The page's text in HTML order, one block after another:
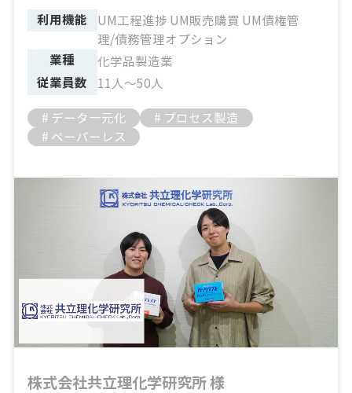
利用機能
UM工程進捗 UM販売購買 UM債権管
理/債務管理オプション
業種
化学品製造業
従業員数
11人～50人
# データ一元化
# プロセス製造
# ペーパーレス
株式会社共立理化学研究所 様